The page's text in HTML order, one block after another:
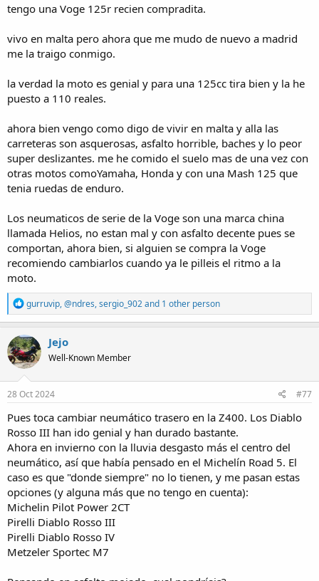
tengo una Voge 125r recien compradita.
vivo en malta pero ahora que me mudo de nuevo a madrid
me la traigo conmigo.
la verdad la moto es genial y para una 125cc tira bien y la he
puesto a 110 reales.
ahora bien vengo como digo de vivir en malta y alla las
carreteras son asquerosas, asfalto horrible, baches y lo peor
super deslizantes. me he comido el suelo mas de una vez con
otras motos comoYamaha, Honda y con una Mash 125 que
tenia ruedas de enduro.
Los neumaticos de serie de la Voge son una marca china
llamada Helios, no estan mal y con asfalto decente pues se
comportan, ahora bien, si alguien se compra la Voge
recomiendo cambiarlos cuando ya le pilleis el ritmo a la
moto.
R
e
a
c
t
i
o
n
s
gurruvip,@ndres,sergio_902and 1 other person
Jejo
Well-Known Member
28 Oct 2024 #77
Pues toca cambiar neumático trasero en la Z400. Los Diablo
Rosso III han ido genial y han durado bastante.
Ahora en invierno con la lluvia desgasto más el centro del
neumático, así que había pensado en el Michelín Road 5. El
caso es que "donde siempre" no lo tienen, y me pasan estas
opciones (y alguna más que no tengo en cuenta):
Michelin Pilot Power 2CT
Pirelli Diablo Rosso III
Pirelli Diablo Rosso IV
Metzeler Sportec M7